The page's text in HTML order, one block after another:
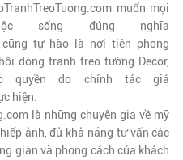
muốn mọi
sống đúng nghĩa
tự hào là nơi tiên phong
dòng tranh treo tường Decor,
quyền do chính tác giả
hiện.
là những chuyên gia về mỹ
ảnh, đủ khả năng tư vấn các
gian và phong cách của khách